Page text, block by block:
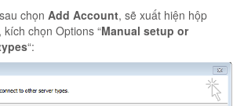
chọn Add Account, sẽ xuất hiện hộp
chọn Options “Manual setup or
“: